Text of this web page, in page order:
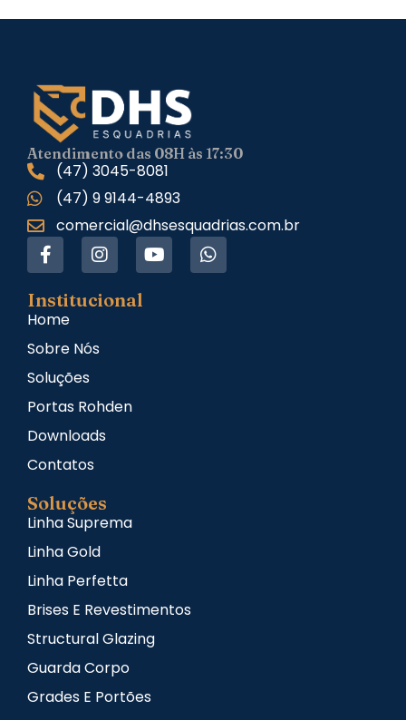
Atendimento das 08H às 17:30
(47) 3045-8081
(47) 9 9144-4893
comercial@dhsesquadrias.com.br
Institucional
Home
Sobre Nós
Soluções
Portas Rohden
Downloads
Contatos
Soluções
Linha Suprema
Linha Gold
Linha Perfetta
Brises E Revestimentos
Structural Glazing
Guarda Corpo
Grades E Portões